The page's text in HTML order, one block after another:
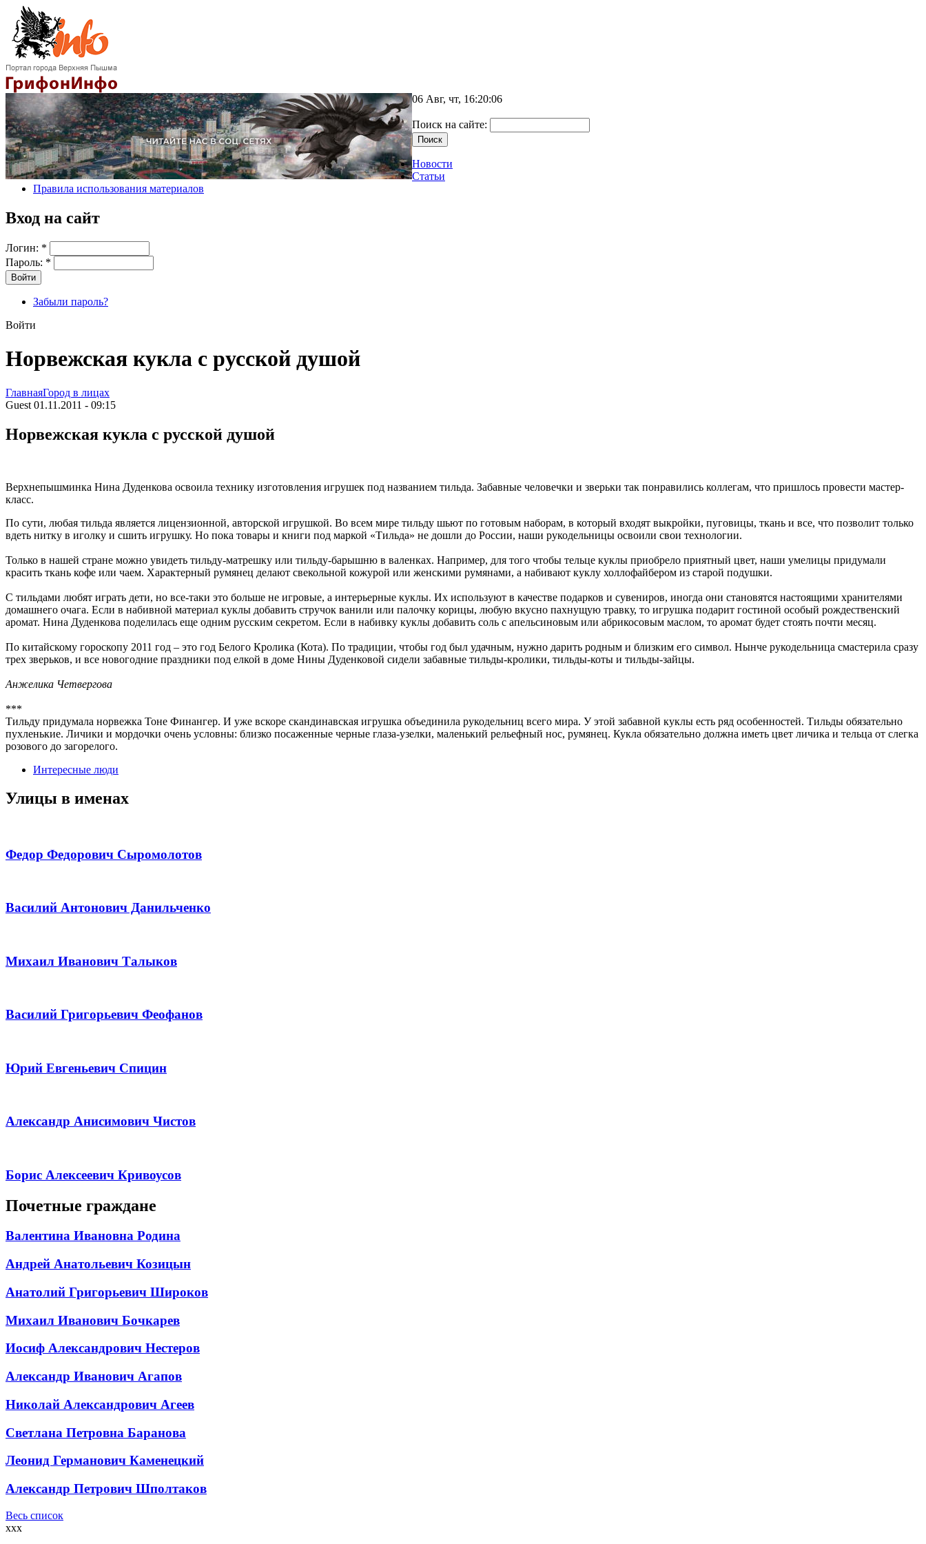
06 Авг, чт, 16:20:06
Поиск на сайте:
Новости
Статьи
Правила использования материалов
Вход на сайт
Логин: *
Пароль: *
Забыли пароль?
Войти
Норвежская кукла с русской душой
ГлавнаяГород в лицах
Guest 01.11.2011 - 09:15
Норвежская кукла с русской душой
Верхнепышминка Нина Дуденкова освоила технику изготовления игрушек под названием тильда. Забавные человечки и зверьки так понравились коллегам, что пришлось провести мастер-
класс.
По сути, любая тильда является лицензионной, авторской игрушкой. Во всем мире тильду шьют по готовым наборам, в который входят выкройки, пуговицы, ткань и все, что позволит только
вдеть нитку в иголку и сшить игрушку. Но пока товары и книги под маркой «Тильда» не дошли до России, наши рукодельницы освоили свои технологии.
Только в нашей стране можно увидеть тильду-матрешку или тильду-барышню в валенках. Например, для того чтобы тельце куклы приобрело приятный цвет, наши умелицы придумали
красить ткань кофе или чаем. Характерный румянец делают свекольной кожурой или женскими румянами, а набивают куклу холлофайбером из старой подушки.
С тильдами любят играть дети, но все-таки это больше не игровые, а интерьерные куклы. Их используют в качестве подарков и сувениров, иногда они становятся настоящими хранителями
домашнего очага. Если в набивной материал куклы добавить стручок ванили или палочку корицы, любую вкусно пахнущую травку, то игрушка подарит гостиной особый рождественский
аромат. Нина Дуденкова поделилась еще одним русским секретом. Если в набивку куклы добавить соль с апельсиновым или абрикосовым маслом, то аромат будет стоять почти месяц.
По китайскому гороскопу 2011 год – это год Белого Кролика (Кота). По традиции, чтобы год был удачным, нужно дарить родным и близким его символ. Нынче рукодельница смастерила сразу
трех зверьков, и все новогодние праздники под елкой в доме Нины Дуденковой сидели забавные тильды-кролики, тильды-коты и тильды-зайцы.
Анжелика Четвергова
***
Тильду придумала норвежка Тоне Финангер. И уже вскоре скандинавская игрушка объединила рукодельниц всего мира. У этой забавной куклы есть ряд особенностей. Тильды обязательно
пухленькие. Личики и мордочки очень условны: близко посаженные черные глаза-узелки, маленький рельефный нос, румянец. Кукла обязательно должна иметь цвет личика и тельца от слегка
розового до загорелого.
Интересные люди
Улицы в именах
Федор Федорович Сыромолотов
Василий Антонович Данильченко
Михаил Иванович Талыков
Василий Григорьевич Феофанов
Юрий Евгеньевич Спицин
Александр Анисимович Чистов
Борис Алексеевич Кривоусов
Почетные граждане
Валентина Ивановна Родина
Андрей Анатольевич Козицын
Анатолий Григорьевич Широков
Михаил Иванович Бочкарев
Иосиф Александрович Нестеров
Александр Иванович Агапов
Николай Александрович Агеев
Светлана Петровна Баранова
Леонид Германович Каменецкий
Александр Петрович Шполтаков
Весь список
xxx